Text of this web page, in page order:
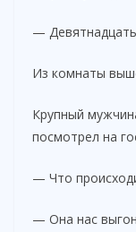
—
Из комнаты
Крупный
посмотрел на
— Что
— Она нас